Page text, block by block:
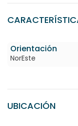
Orientación
NorEste
UBICACIÓN